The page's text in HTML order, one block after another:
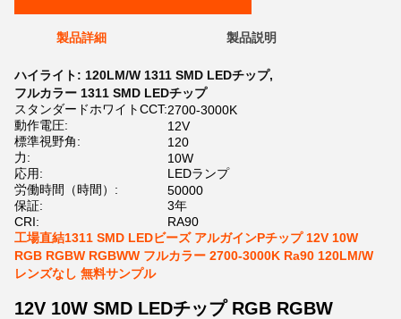
製品詳細 製品説明
ハイライト: 120LM/W 1311 SMD LEDチップ,
フルカラー 1311 SMD LEDチップ
スタンダードホワイトCCT:2700-3000K
動作電圧:
12V
標準視野角:
120
力:
10W
応用:
LEDランプ
労働時間（時間）:
50000
保証:
3年
CRI:
RA90
工場直結1311 SMD LEDビーズ アルガインPチップ 12V 10W
RGB RGBW RGBWW フルカラー 2700-3000K Ra90 120LM/W
レンズなし 無料サンプル
12V 10W SMD LEDチップ RGB RGBW